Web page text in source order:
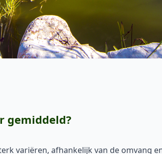
gemiddeld?
variëren, afhankelijk van de omvang